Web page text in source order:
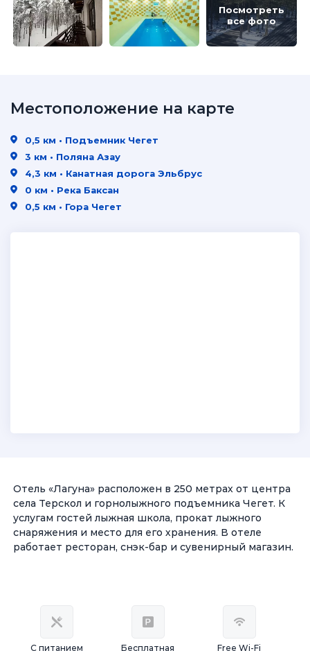
Посмотреть
все фото
Отель «Лагуна» расположен в 250 метрах от центра
села Терскол и горнолыжного подъемника Чегет. К
услугам гостей лыжная школа, прокат лыжного
снаряжения и место для его хранения. В отеле
работает ресторан, снэк-бар и сувенирный магазин.
С питанием
Бесплатная
Free Wi-Fi
Местоположение на карте
0,5 км • Подъемник Чегет
3 км • Поляна Азау
4,3 км • Канатная дорога Эльбрус
0 км • Река Баксан
0,5 км • Гора Чегет